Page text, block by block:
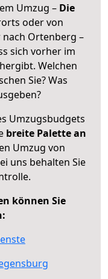
Umzug – Die
oder von
Ortenberg –
sich vorher im
Welchen
Sie? Was
Umzugsbudgets
breite Palette an
Umzug von
uns behalten Sie
können Sie